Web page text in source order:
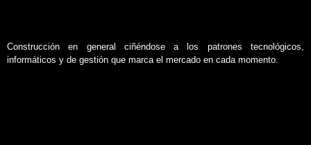
Construcción en general ciñéndose a los patrones tecnológicos,
informáticos y de gestión que marca el mercado en cada momento.